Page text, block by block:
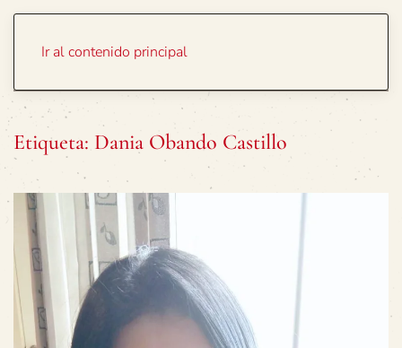
Ir al contenido principal
Etiqueta: Dania Obando Castillo